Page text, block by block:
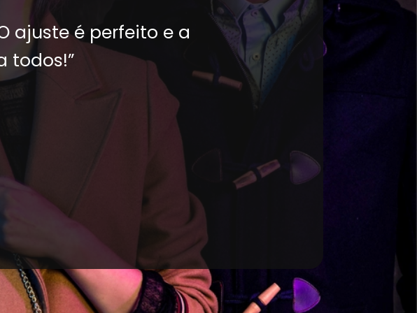
ajuste é perfeito e a
todos!”